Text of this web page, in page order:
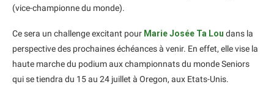
(vice-championne du monde).
Ce sera un challenge excitant pour Marie Josée Ta Lou dans la
perspective des prochaines échéances à venir. En effet, elle vise la
haute marche du podium aux championnats du monde Seniors
qui se tiendra du 15 au 24 juillet à Oregon, aux Etats-Unis.